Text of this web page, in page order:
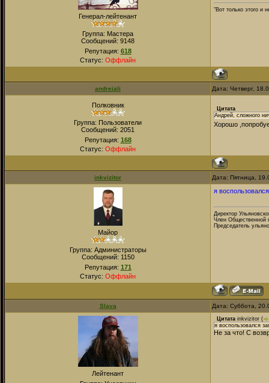
Генерал-лейтенант
Группа: Мастера
Сообщений: 9148
Репутация: 618
Статус: Оффлайн
"Вот только этого и
andreiali Дата: Четверг,
Полковник
Группа: Пользователи
Сообщений: 2051
Репутация: 168
Статус: Оффлайн
Цитата
Андрей, сложного
Хорошо
inkvizitor Дата: Пятница,
Майор
Группа: Администраторы
Сообщений: 1150
Репутация: 171
Статус: Оффлайн
я
Директор
Член Общественной
Председатель
Slava Дата: Суббота,
Лейтенант
Цитата inkvizitor (
я воспользовался
Не за что! С